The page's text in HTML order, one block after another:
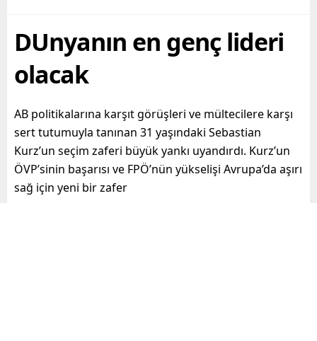
DUnyanın en genç lideri
olacak
AB politikalarına karşıt görüşleri ve mültecilere karşı
sert tutumuyla tanınan 31 yaşındaki Sebastian
Kurz’un seçim zaferi büyük yankı uyandırdı. Kurz’un
ÖVP’sinin başarısı ve FPÖ’nün yükselişi Avrupa’da aşırı
sağ için yeni bir zafer